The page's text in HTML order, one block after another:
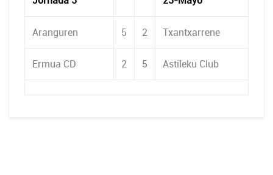
Aranguren 5 2 Txantxarrene
Ermua CD 2 5 Astileku Club